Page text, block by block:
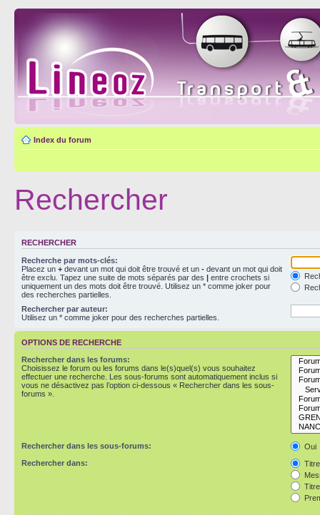
Index du forum
Rechercher
RECHERCHER
Recherche par mots-clés:
Placez un + devant un mot qui doit être trouvé et un - devant un mot qui doit
être exclu. Tapez une suite de mots séparés par des | entre crochets si
uniquement un des mots doit être trouvé. Utilisez un * comme joker pour
des recherches partielles.
Rechercher par auteur:
Utilisez un * comme joker pour des recherches partielles.
OPTIONS DE RECHERCHE
Rechercher dans les forums:
Choisissez le forum ou les forums dans le(s)quel(s) vous souhaitez
effectuer une recherche. Les sous-forums sont automatiquement inclus si
vous ne désactivez pas l’option ci-dessous « Rechercher dans les sous-
forums ».
Rechercher dans les sous-forums:
Oui
Rechercher dans: